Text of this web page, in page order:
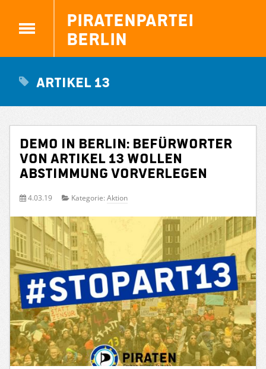
Piratenpartei
Berlin
Artikel 13
Demo in Berlin: Befürworter
von Artikel 13 wollen
Abstimmung vorverlegen
4.03.19 Kategorie: Aktion